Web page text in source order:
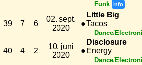
Funk Info
39 7 6
02. sept.
2020
●
Little Big
Tacos
Dance/
40 4 2
10. juni
2020
●
Disclosure
Energy
Dance/